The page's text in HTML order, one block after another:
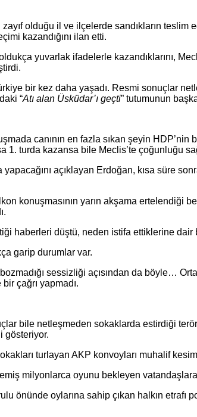
olduğu il ve ilçelerde sandıkların
kazandığını ilan etti.
yuvarlak ifadelerle kazandıklarını,
bir kez daha yaşadı. Resmi sonuçlar
“Atı alan Üsküdar’ı geçti” tutumunun
canının en fazla sıkan şeyin
1. turda kazansa bile Meclis’te çoğunluğu
açıklayan Erdoğan, kısa süre
konuşmasının yarın akşama ertelendiği
haberleri düştü, neden istifa ettiklerine dair
garip durumlar var.
sessizliği açısından da böyle…
çağrı yapmadı.
bile netleşmeden sokaklarda estirdiği
gösteriyor.
turlayan AKP konvoyları muhalif
milyonlarca oyunu bekleyen vatandaşlara
önünde oylarına sahip çıkan halkın etrafı